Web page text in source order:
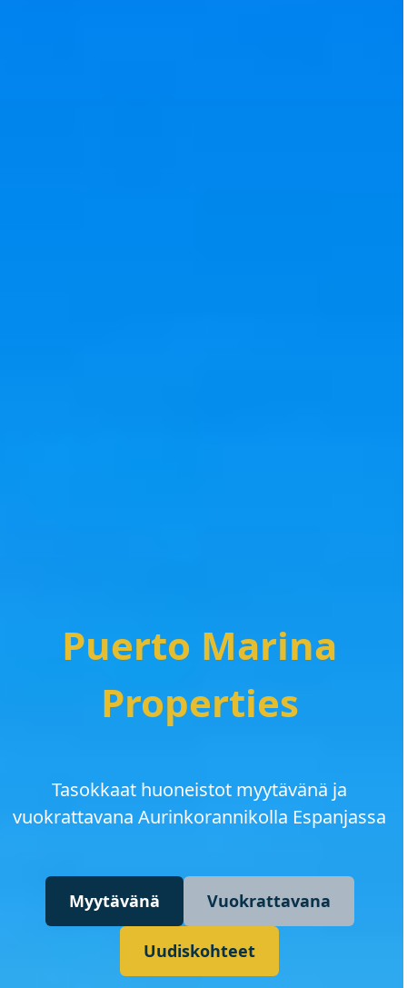
Puerto Marina
Properties
Tasokkaat huoneistot myytävänä ja
vuokrattavana Aurinkorannikolla Espanjassa
Myytävänä Vuokrattavana
Uudiskohteet